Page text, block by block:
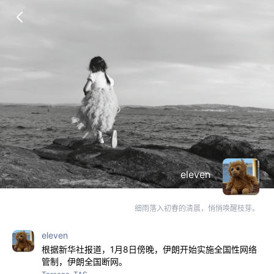
eleven
细雨落入初春的清晨，悄悄唤醒枝芽。
eleven
根据新华社报道，1月8日傍晚，伊朗开始实施全国性网络
管制，伊朗全国断网。